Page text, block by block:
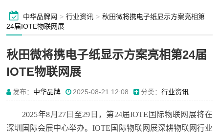
中华品牌网 > 行业资讯 > ​秋田微将携电子纸显示方案亮相第
24届IOTE物联网展
​秋田微将携电子纸显示方案亮相第24届
IOTE物联网展
发布： 中华品牌 2025-08-21 12:08 分类：行业资讯
2025年8月27日至29日，第24届IOTE国际物联网展将在
深圳国际会展中心举办。IOTE国际物联网展深耕物联网行业